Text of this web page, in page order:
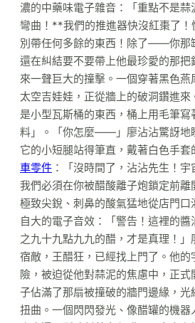
濃的中藥味電子雜音：「重點不是
彎曲！**我們的推進器快沒紅棗了！
別帶任何多餘的東西！除了——你那
還在糾結要不要帶上他最珍愛的那
來一聲巨大的撞擊。一個穿著黑色
太空吉娃娃，正從牆上的破洞鑽進
是小型瓦斯桶的東西，桶上用毛筆
料」。「你怎麼——」廖沾沾驚訝地
它的小短腿站得筆直，戴著白色手
車零件 ：「沒時間了，沾沾先生！宇
我們必須在你被醋酸離子炮鎖定前
極致尖銳、刺鼻的酸氣猛地從店門
自大的電子音效：「警告！這裡的
之九十九點九九的醋，才是真理！
宿敵，王醋狂，已經找上門了。他的
險，被迫從他對蒜泥的焦慮中，正
子佔滿了那扇被撞破的牆門邊緣，
扭曲。一個閃閃發光、像醋罐的機器